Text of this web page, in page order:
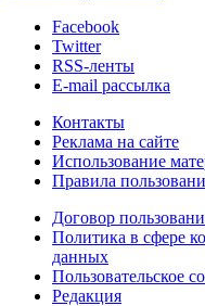
Facebook
Twitter
RSS-ленты
E-mail рассылка
Контакты
Реклама на сайте
Использование
Правила
Договор
Политика в сфере
данных
Пользовательское
Редакция